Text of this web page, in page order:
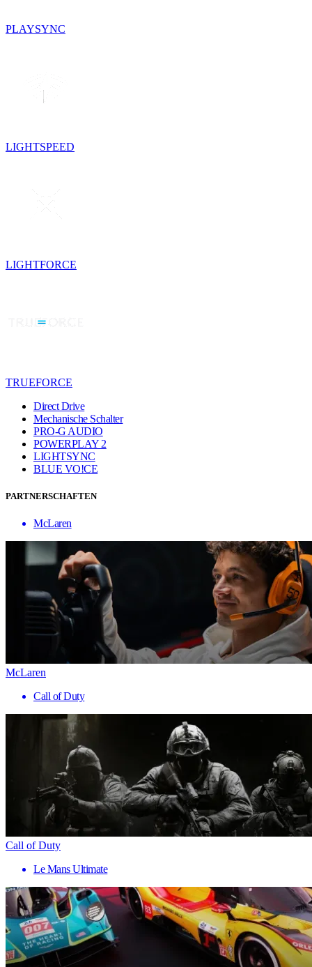
PLAYSYNC
LIGHTSPEED
LIGHTFORCE
TRUEFORCE
Direct Drive
Mechanische Schalter
PRO-G AUDIO
POWERPLAY 2
LIGHTSYNC
BLUE VO!CE
PARTNERSCHAFTEN
McLaren
McLaren
Call of Duty
Call of Duty
Le Mans Ultimate